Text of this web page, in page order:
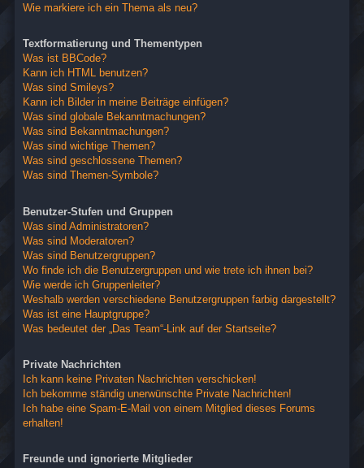
Wie markiere ich ein Thema als neu?
Textformatierung und Thementypen
Was ist BBCode?
Kann ich HTML benutzen?
Was sind Smileys?
Kann ich Bilder in meine Beiträge einfügen?
Was sind globale Bekanntmachungen?
Was sind Bekanntmachungen?
Was sind wichtige Themen?
Was sind geschlossene Themen?
Was sind Themen-Symbole?
Benutzer-Stufen und Gruppen
Was sind Administratoren?
Was sind Moderatoren?
Was sind Benutzergruppen?
Wo finde ich die Benutzergruppen und wie trete ich ihnen bei?
Wie werde ich Gruppenleiter?
Weshalb werden verschiedene Benutzergruppen farbig dargestellt?
Was ist eine Hauptgruppe?
Was bedeutet der „Das Team“-Link auf der Startseite?
Private Nachrichten
Ich kann keine Privaten Nachrichten verschicken!
Ich bekomme ständig unerwünschte Private Nachrichten!
Ich habe eine Spam-E-Mail von einem Mitglied dieses Forums
erhalten!
Freunde und ignorierte Mitglieder